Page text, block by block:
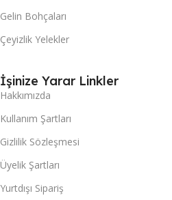
Gelin Bohçaları
Çeyizlik Yelekler
İşinize Yarar Linkler
Hakkımızda
Kullanım Şartları
Gizlilik Sözleşmesi
Üyelik Şartları
Yurtdışı Sipariş